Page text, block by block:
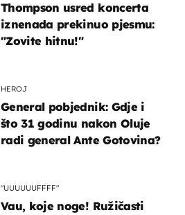
Thompson usred koncerta
iznenada prekinuo pjesmu:
"Zovite hitnu!"
HEROJ
General pobjednik: Gdje i
što 31 godinu nakon Oluje
radi general Ante Gotovina?
"UUUUUUFFFF"
Vau, koje noge! Ružičasti